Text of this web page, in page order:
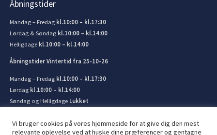
Åbningstider
Mandag – Fredag kl.10:00 – kl.17:30
Lørdag & Søndag kl.10:00 – kl.14:00
Helligdage kl.10:00 – kl.14:00
Åbningstider Vintertid fra 25-10-26
Mandag – Fredag kl.10:00 – kl.17:30
Lørdag kl.10:00 – kl.14:00
Søndag og Helligdage Lukket
Vi bruger cookies på vores hjemmeside for at give dig den mest
relevante oplevelse ved at huske dine præferencer og gentagne